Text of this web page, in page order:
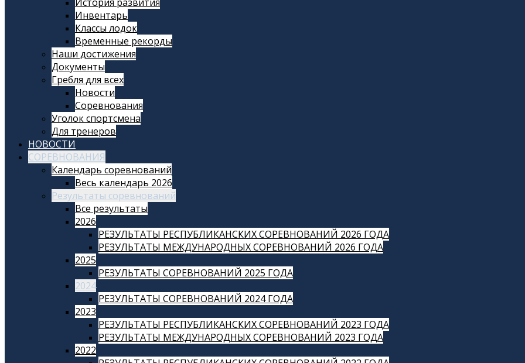
Инвентарь
Классы лодок
Временные рекорды
Наши достижения
Документы
Гребля для всех
Новости
Соревнования
Уголок спортсмена
Для тренеров
НОВОСТИ
СОРЕВНОВАНИЯ
Календарь соревнований
Весь календарь 2026
Результаты соревнований
Все результаты
2026
РЕЗУЛЬТАТЫ РЕСПУБЛИКАНСКИХ СОРЕВНОВАНИЙ 2026 ГОДА
РЕЗУЛЬТАТЫ МЕЖДУНАРОДНЫХ СОРЕВНОВАНИЙ 2026 ГОДА
2025
РЕЗУЛЬТАТЫ СОРЕВНОВАНИЙ 2025 ГОДА
2024
РЕЗУЛЬТАТЫ СОРЕВНОВАНИЙ 2024 ГОДА
2023
РЕЗУЛЬТАТЫ РЕСПУБЛИКАНСКИХ СОРЕВНОВАНИЙ 2023 ГОДА
РЕЗУЛЬТАТЫ МЕЖДУНАРОДНЫХ СОРЕВНОВАНИЙ 2023 ГОДА
2022